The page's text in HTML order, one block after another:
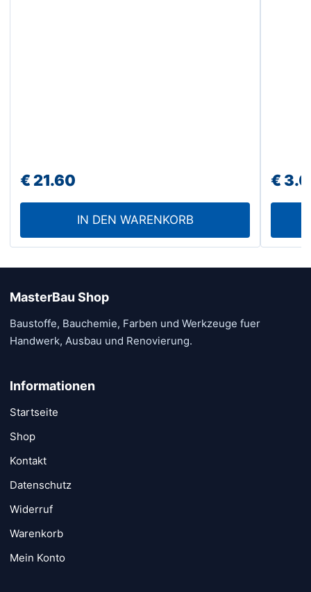
€21.60
IN DEN WARENKORB
€
MasterBau Shop
Baustoffe, Bauchemie, Farben und Werkzeuge fuer
Handwerk, Ausbau und Renovierung.
Informationen
Startseite
Shop
Kontakt
Datenschutz
Widerruf
Warenkorb
Mein Konto